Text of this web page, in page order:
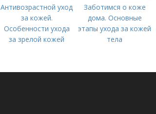
Антивозрастной уход
за кожей.
Особенности ухода
за зрелой кожей
Заботимся о коже
дома. Основные
этапы ухода за кожей
тела